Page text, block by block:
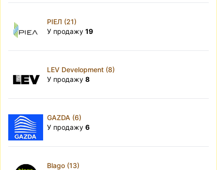
РІЕЛ (21)
У продажу 19
LEV Development (8)
У продажу 8
GAZDA (6)
У продажу 6
Blago (13)